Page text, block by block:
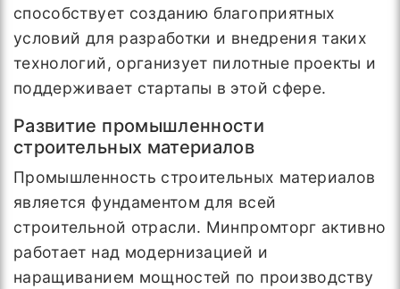
способствует созданию благоприятных
условий для разработки и внедрения таких
технологий, организует пилотные проекты и
поддерживает стартапы в этой сфере.
Развитие промышленности
строительных материалов
Промышленность строительных материалов
является фундаментом для всей
строительной отрасли. Минпромторг активно
работает над модернизацией и
наращиванием мощностей по производству